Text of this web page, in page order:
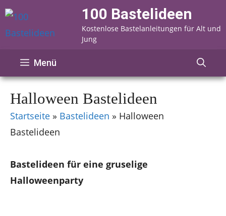
Zum
Inhalt
springen
100 Bastelideen
Kostenlose Bastelanleitungen für Alt und
Jung
Menü
Halloween Bastelideen
Startseite » Bastelideen » Halloween
Bastelideen
Bastelideen für eine gruselige
Halloweenparty